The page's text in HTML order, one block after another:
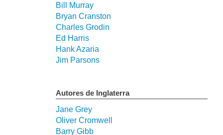
Bill Murray
Bryan Cranston
Charles Grodin
Ed Harris
Hank Azaria
Jim Parsons
Autores de Inglaterra
Jane Grey
Oliver Cromwell
Barry Gibb